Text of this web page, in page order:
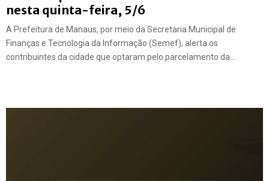
nesta quinta-feira, 5/6
A Prefeitura de Manaus, por meio da Secretaria Municipal de
Finanças e Tecnologia da Informação (Semef), alerta os
contribuintes da cidade que optaram pelo parcelamento da...